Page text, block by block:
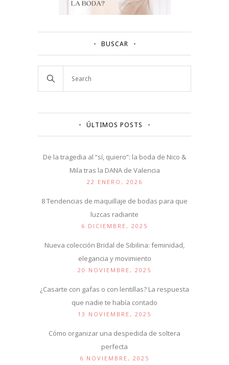
BUSCAR
ÚLTIMOS POSTS
De la tragedia al “sí, quiero”: la boda de Nico &
Mila tras la DANA de Valencia
22 ENERO, 2026
8 Tendencias de maquillaje de bodas para que
luzcas radiante
6 DICIEMBRE, 2025
Nueva colección Bridal de Sibilina: feminidad,
elegancia y movimiento
20 NOVIEMBRE, 2025
¿Casarte con gafas o con lentillas? La respuesta
que nadie te había contado
13 NOVIEMBRE, 2025
Cómo organizar una despedida de soltera
perfecta
6 NOVIEMBRE, 2025